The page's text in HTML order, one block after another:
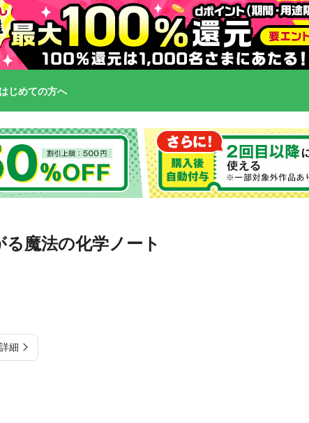
はじめての方へ
魔法の化学ノート
細